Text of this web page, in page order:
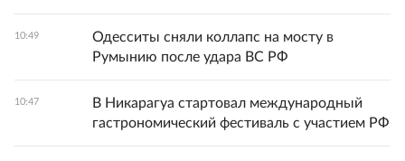
10:49
Одесситы сняли коллапс на мосту в
Румынию после удара ВС РФ
10:47
В Никарагуа стартовал международный
гастрономический фестиваль с участием РФ